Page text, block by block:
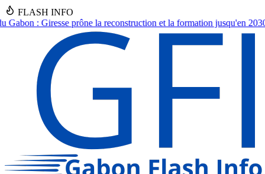
FLASH INFO
et la formation jusqu'en 2030.●Asecna Gabon : Nadine